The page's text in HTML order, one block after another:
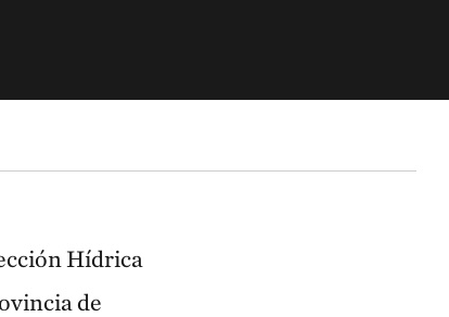
Hídrica
de